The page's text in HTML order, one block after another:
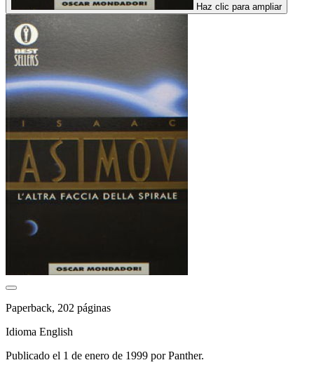
Haz clic para ampliar
Paperback, 202 páginas
Idioma English
Publicado el 1 de enero de 1999 por Panther.